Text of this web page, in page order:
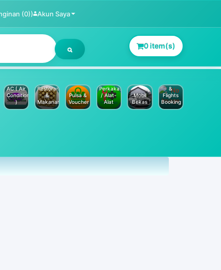
(0)) Akun Saya
0 item(s)
AC ( Air
Conditioner
)
Restoran
&
Makanan
Pulsa &
Voucher
Perkakas
/ Alat-
Alat
Mobil
Bekas
&
Flights
Booking